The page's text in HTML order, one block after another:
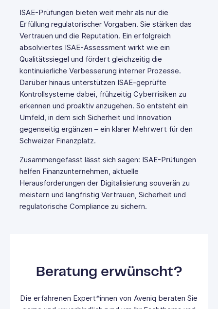
ISAE-Prüfungen bieten weit mehr als nur die
Erfüllung regulatorischer Vorgaben. Sie stärken das
Vertrauen und die Reputation. Ein erfolgreich
absolviertes ISAE-Assessment wirkt wie ein
Qualitätssiegel und fördert gleichzeitig die
kontinuierliche Verbesserung interner Prozesse.
Darüber hinaus unterstützen ISAE-geprüfte
Kontrollsysteme dabei, frühzeitig Cyberrisiken zu
erkennen und proaktiv anzugehen. So entsteht ein
Umfeld, in dem sich Sicherheit und Innovation
gegenseitig ergänzen – ein klarer Mehrwert für den
Schweizer Finanzplatz.
Zusammengefasst lässt sich sagen: ISAE-Prüfungen
helfen Finanzunternehmen, aktuelle
Herausforderungen der Digitalisierung souverän zu
meistern und langfristig Vertrauen, Sicherheit und
regulatorische Compliance zu sichern.
Beratung erwünscht?
Die erfahrenen Expert*innen von Aveniq beraten Sie